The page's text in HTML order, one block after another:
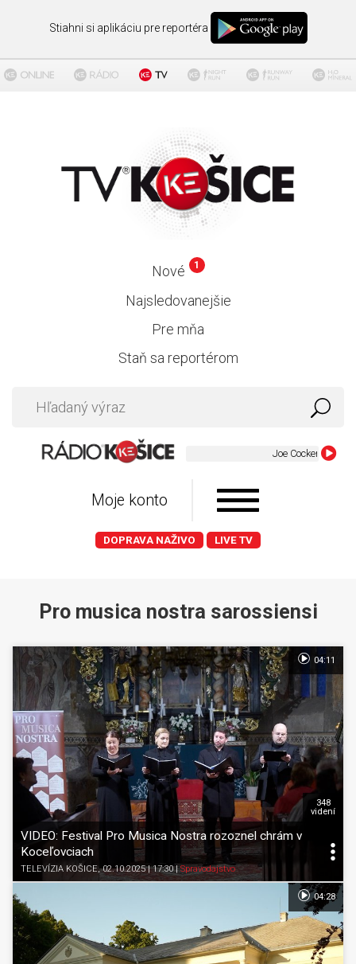
Stiahni si aplikáciu pre reportéra
Nové 1
Najsledovanejšie
Pre mňa
Staň sa reportérom
Moje konto
DOPRAVA NAŽIVO LIVE TV
Pro musica nostra sarossiensi
VIDEO: Festival Pro Musica Nostra rozoznel chrám v
Koceľovciach
TELEVÍZIA KOŠICE, 02.10.2025 | 17:30|Spravodajstvo
348
videní
04:11
04:28